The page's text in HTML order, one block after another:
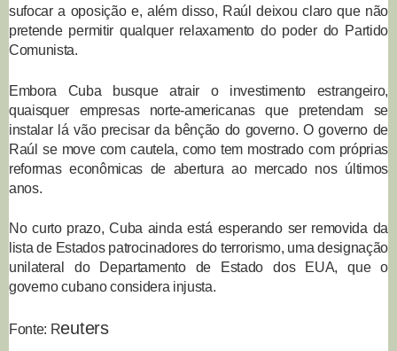
sufocar a oposição e, além disso, Raúl deixou claro que não
pretende permitir qualquer relaxamento do poder do Partido
Comunista.
Embora Cuba busque atrair o investimento estrangeiro,
quaisquer empresas norte-americanas que pretendam se
instalar lá vão precisar da bênção do governo. O governo de
Raúl se move com cautela, como tem mostrado com próprias
reformas econômicas de abertura ao mercado nos últimos
anos.
No curto prazo, Cuba ainda está esperando ser removida da
lista de Estados patrocinadores do terrorismo, uma designação
unilateral do Departamento de Estado dos EUA, que o
governo cubano considera injusta.
Fonte: Reuters